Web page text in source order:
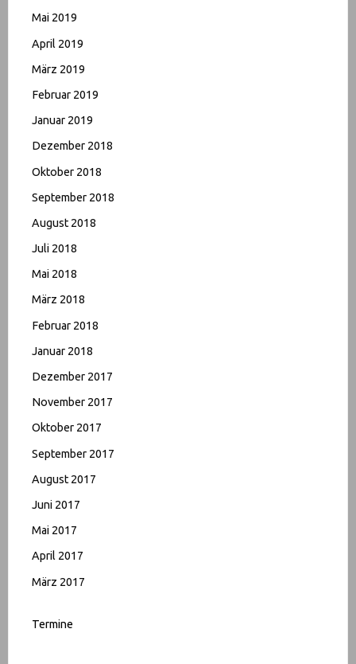
Mai 2019
April 2019
März 2019
Februar 2019
Januar 2019
Dezember 2018
Oktober 2018
September 2018
August 2018
Juli 2018
Mai 2018
März 2018
Februar 2018
Januar 2018
Dezember 2017
November 2017
Oktober 2017
September 2017
August 2017
Juni 2017
Mai 2017
April 2017
März 2017
Termine